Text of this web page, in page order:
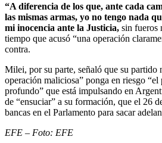
“A diferencia de los que, ante cada
las mismas armas, yo no tengo nada
mi inocencia ante la Justicia, sin fueros
tiempo que acusó “una operación
contra.
Milei, por su parte, señaló que su partido
operación maliciosa” ponga en riesgo “el
profundo” que está impulsando en
de “ensuciar” a su formación, que el 26
bancas en el Parlamento para sacar
EFE – Foto: EFE